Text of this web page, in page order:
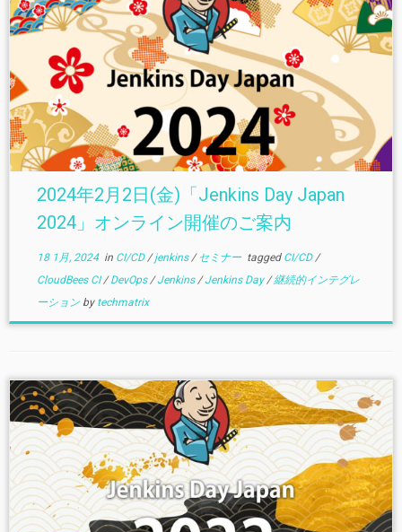
2024年2月2日(金)「Jenkins Day Japan
2024」オンライン開催のご案内
18 1月, 2024in CI/CD/jenkins/ セミナー tagged CI/CD/
CloudBees CI/DevOps/Jenkins/Jenkins Day/継続的インテグレ
ーション by techmatrix